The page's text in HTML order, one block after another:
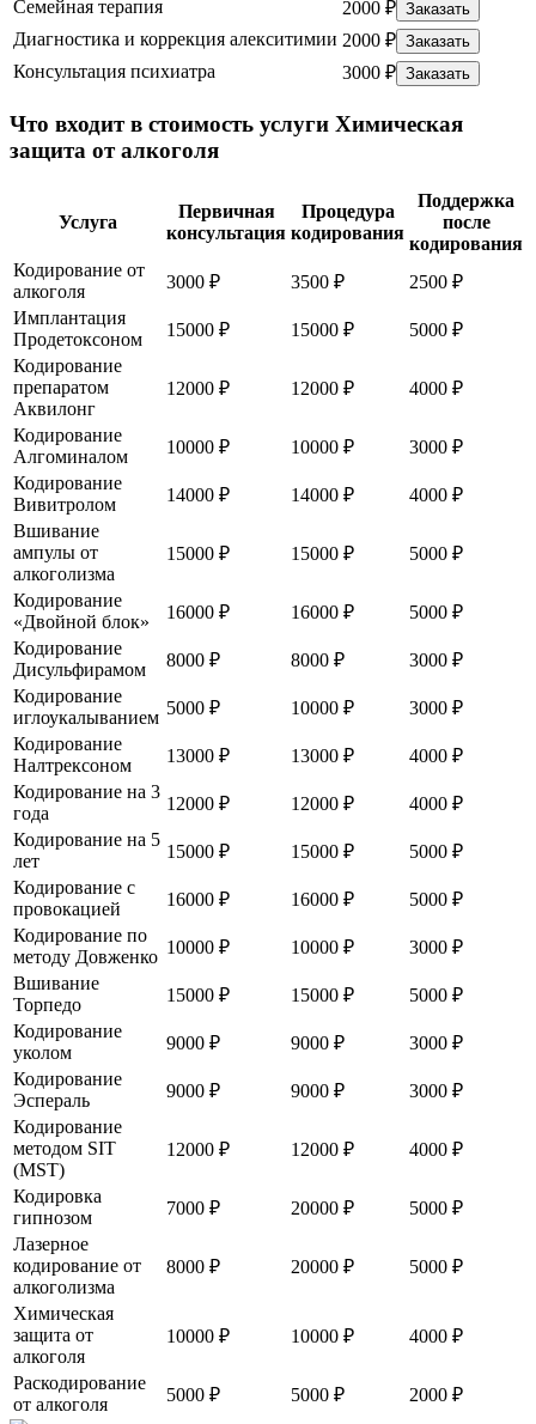
Семейная терапия 2000 ₽ Заказать
Диагностика и коррекция алекситимии 2000 ₽ Заказать
Консультация психиатра 3000 ₽ Заказать
Что входит в стоимость услуги Химическая
защита от алкоголя
Услуга
Первичная
консультация
Процедура
кодирования
Поддержка
после
кодирования
Кодирование от
алкоголя
3000 ₽ 3500 ₽
2500 ₽
Имплантация
Продетоксоном
15000 ₽ 15000 ₽
5000 ₽
Кодирование
препаратом
Аквилонг
12000 ₽ 12000 ₽ 4000 ₽
Кодирование
Алгоминалом
10000 ₽ 10000 ₽
3000 ₽
Кодирование
Вивитролом
14000 ₽ 14000 ₽
4000 ₽
Вшивание
ампулы от
алкоголизма
15000 ₽ 15000 ₽ 5000 ₽
Кодирование
«Двойной блок»
16000 ₽ 16000 ₽
5000 ₽
Кодирование
Дисульфирамом
8000 ₽ 8000 ₽
3000 ₽
Кодирование
иглоукалыванием 5000 ₽ 10000 ₽
3000 ₽
Кодирование
Налтрексоном
13000 ₽ 13000 ₽
4000 ₽
Кодирование на 3
года
12000 ₽ 12000 ₽
4000 ₽
Кодирование на 5
лет
15000 ₽ 15000 ₽
5000 ₽
Кодирование с
провокацией
16000 ₽ 16000 ₽
5000 ₽
Кодирование по
методу Довженко 10000 ₽ 10000 ₽
3000 ₽
Вшивание
Торпедо
15000 ₽ 15000 ₽
5000 ₽
Кодирование
уколом
9000 ₽ 9000 ₽
3000 ₽
Кодирование
Эспераль
9000 ₽ 9000 ₽
3000 ₽
Кодирование
методом SIT
(MST)
12000 ₽ 12000 ₽ 4000 ₽
Кодировка
гипнозом
7000 ₽ 20000 ₽
5000 ₽
Лазерное
кодирование от
алкоголизма
8000 ₽ 20000 ₽ 5000 ₽
Химическая
защита от
алкоголя
10000 ₽ 10000 ₽ 4000 ₽
Раскодирование
от алкоголя
5000 ₽ 5000 ₽ 2000 ₽